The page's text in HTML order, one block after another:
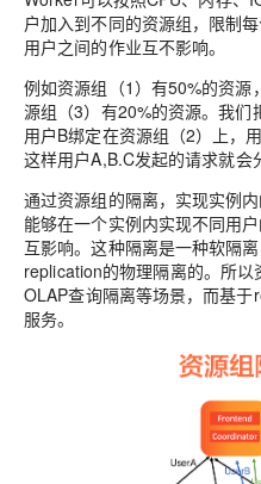
户加入到不同的资源组，限制
用户之间的作业互不影响。
例如资源组（1）有50%的资源
源组（3）有20%的资源。我们
用户B绑定在资源组（2）上，
这样用户A,B.C发起的请求就会
通过资源组的隔离，实现实例
能够在一个实例内实现不同用
互影响。这种隔离是一种软隔
replication的物理隔离的。所
OLAP查询隔离等场景，而基
服务。